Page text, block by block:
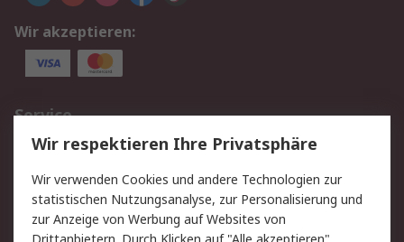
Wir akzeptieren:
Service
Value Added Services
Lieferlösungen
Rücksendungen
Kontakt
Hilfe
Wir respektieren Ihre Privatsphäre
Wir verwenden Cookies und andere Technologien zur
statistischen Nutzungsanalyse, zur Personalisierung und
zur Anzeige von Werbung auf Websites von